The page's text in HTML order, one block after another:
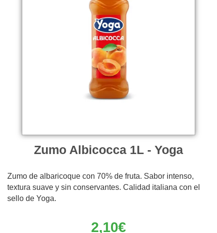
Zumo Albicocca 1L - Yoga
Zumo de albaricoque con 70% de fruta. Sabor intenso,
textura suave y sin conservantes. Calidad italiana con el
sello de Yoga.
2,10€